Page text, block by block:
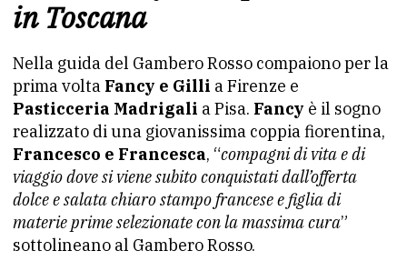
in Toscana
Nella guida del Gambero Rosso compaiono per la
prima volta Fancy e Gilli a Firenze e
Pasticceria Madrigali a Pisa. Fancy è il sogno
realizzato di una giovanissima coppia fiorentina,
Francesco e Francesca, “compagni di vita e di
viaggio dove si viene subito conquistati dall’offerta
dolce e salata chiaro stampo francese e figlia di
materie prime selezionate con la massima cura”
sottolineano al Gambero Rosso.